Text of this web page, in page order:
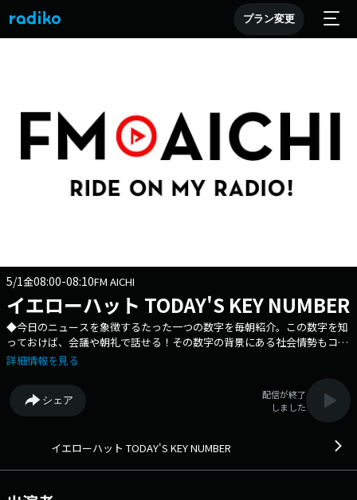
プラン変更
5/1金08:00-08:10FM AICHI
イエローハット TODAY'S KEY NUMBER
◆今日のニュースを象徴するたった一つの数字を毎朝紹介。この数字を知
っておけば、会議や朝礼で話せる！その数字の背景にある社会情勢もコン
パクトに解説します。◆ Xハッシュタグは「#エフエムアイチ」 Xア
詳細情報を見る
シェア
配信が終了
しました
イエローハット TODAY'S KEY NUMBER